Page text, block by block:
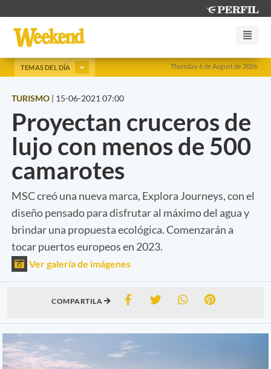
Thursday 6 de August de 2026
TEMAS DEL DÍA
TURISMO | 15-06-2021 07:00
Proyectan cruceros de
lujo con menos de 500
camarotes
MSC creó una nueva marca, Explora Journeys, con el
diseño pensado para disfrutar al máximo del agua y
brindar una propuesta ecológica. Comenzarán a
tocar puertos europeos en 2023.
Ver galería de imágenes
COMPARTILA